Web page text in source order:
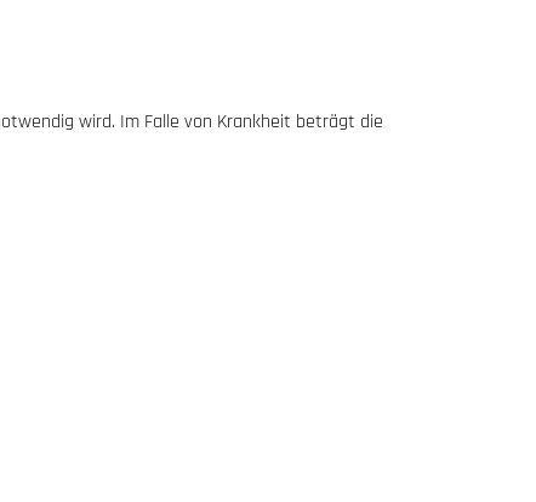
wird. Im Falle von Krankheit beträgt die